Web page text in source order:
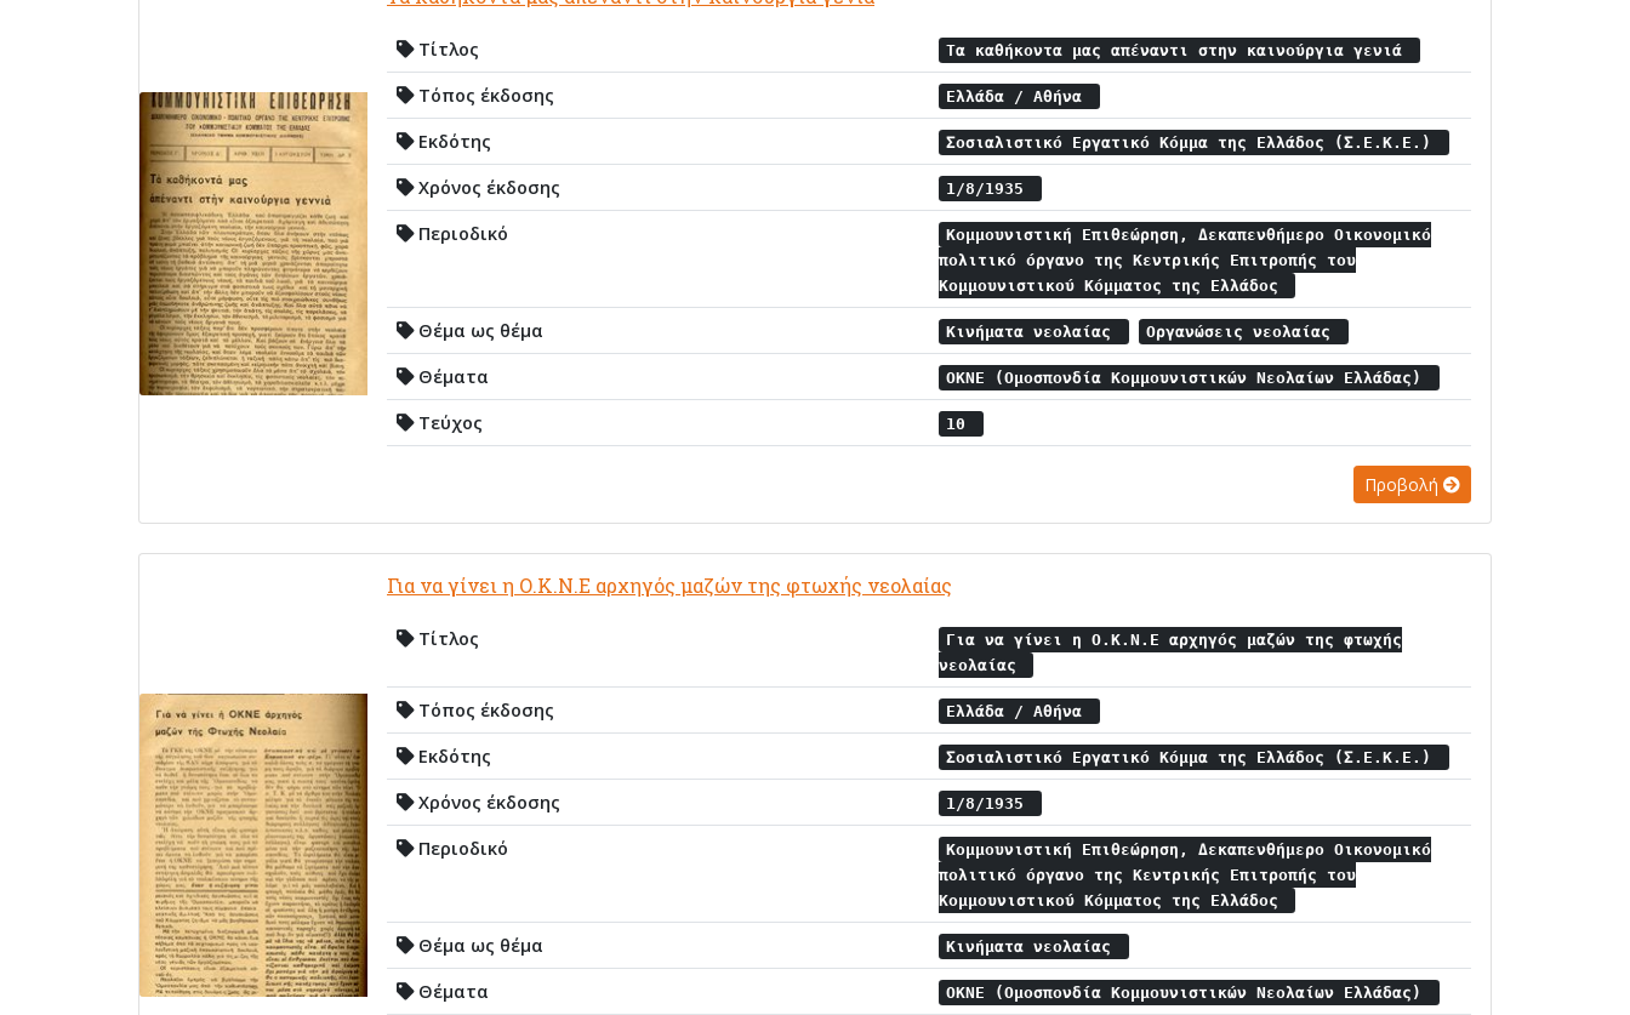
Τίτλος Τα καθήκοντα μας απέναντι στην καινούργια γενιά
Τόπος έκδοσης Ελλάδα / Αθήνα
Εκδότης Σοσιαλιστικό Εργατικό Κόμμα της Ελλάδος (Σ.Ε.Κ.Ε.)
Χρόνος έκδοσης 1/8/1935
Περιοδικό
Κομμουνιστική Επιθεώρηση, Δεκαπενθήμερο Οικονομικό
πολιτικό όργανο της Κεντρικής Επιτροπής του
Κομμουνιστικού Κόμματος της Ελλάδος
Θέμα ως θέμα Κινήματα νεολαίας Οργανώσεις νεολαίας
Θέματα ΟΚΝΕ (Ομοσπονδία Κομμουνιστικών Νεολαίων Ελλάδας)
Τεύχος 10
Προβολή
Για να γίνει η Ο.Κ.Ν.Ε αρχηγός μαζών της φτωχής νεολαίας
Τίτλος
Για να γίνει η Ο.Κ.Ν.Ε αρχηγός μαζών της φτωχής
νεολαίας
Τόπος έκδοσης Ελλάδα / Αθήνα
Εκδότης Σοσιαλιστικό Εργατικό Κόμμα της Ελλάδος (Σ.Ε.Κ.Ε.)
Χρόνος έκδοσης 1/8/1935
Περιοδικό
Κομμουνιστική Επιθεώρηση, Δεκαπενθήμερο Οικονομικό
πολιτικό όργανο της Κεντρικής Επιτροπής του
Κομμουνιστικού Κόμματος της Ελλάδος
Θέμα ως θέμα Κινήματα νεολαίας
Θέματα ΟΚΝΕ (Ομοσπονδία Κομμουνιστικών Νεολαίων Ελλάδας)